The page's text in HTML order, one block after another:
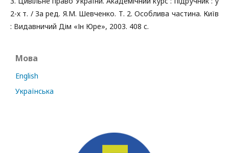
2-х т. / За ред. Я.М. Шевченко. Т. 2. Особлива частина. Київ
: Видавничий Дім «Ін Юре», 2003. 408 c.
Мова
English
Українська